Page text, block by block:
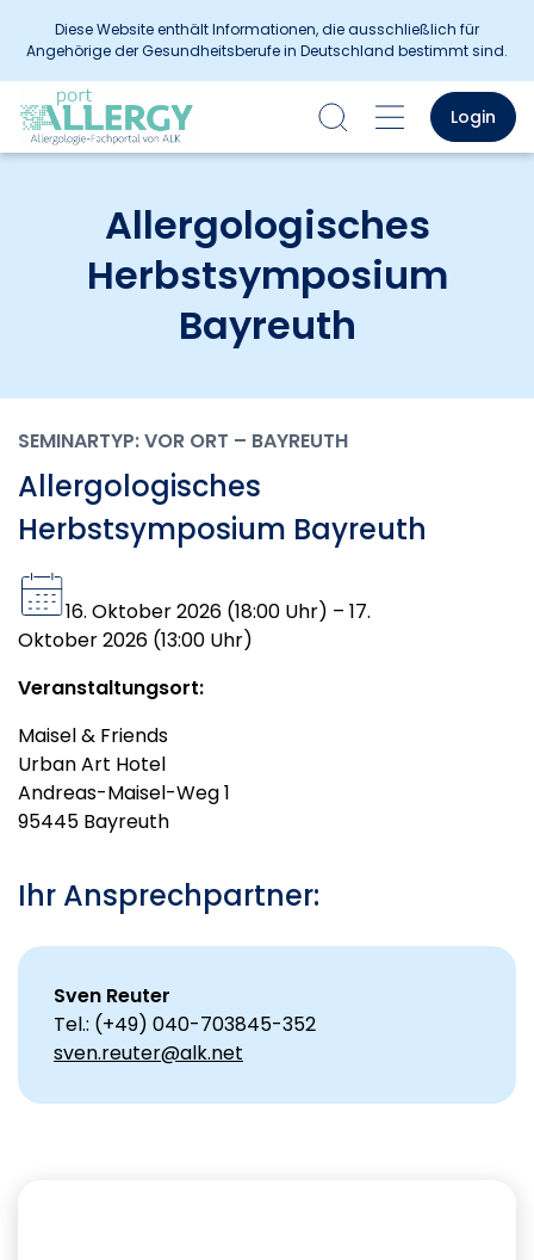
Diese Website enthält Informationen, die ausschließlich für
Angehörige der Gesundheitsberufe in Deutschland bestimmt sind.
Login
Allergologisches
Herbstsymposium
Bayreuth
SEMINARTYP: VOR ORT – BAYREUTH
Allergologisches
Herbstsymposium Bayreuth
16. Oktober 2026 (18:00 Uhr) – 17.
Oktober 2026 (13:00 Uhr)
Veranstaltungsort:
Maisel & Friends
Urban Art Hotel
Andreas-Maisel-Weg 1
95445 Bayreuth
Ihr Ansprechpartner:
Sven Reuter
Tel.: (+49) 040-703845-352
sven.reuter@alk.net